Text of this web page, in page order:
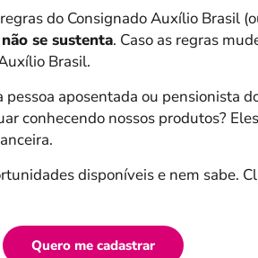
do Consignado Auxílio Brasil
se sustenta. Caso as regras
Brasil.
aposentada ou pensionista
conhecendo nossos produtos?
disponíveis e nem sabe.
Quero me cadastrar